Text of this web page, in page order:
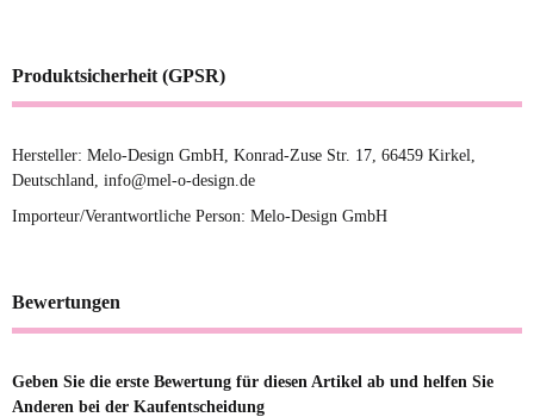
Produktsicherheit (GPSR)
Hersteller: Melo-Design GmbH, Konrad-Zuse Str. 17, 66459 Kirkel,
Deutschland, info@mel-o-design.de
Importeur/Verantwortliche Person: Melo-Design GmbH
Bewertungen
Geben Sie die erste Bewertung für diesen Artikel ab und helfen Sie
Anderen bei der Kaufentscheidung